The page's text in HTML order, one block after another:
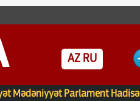
AZ RU
Mədəniyyət Parlament Hadisə